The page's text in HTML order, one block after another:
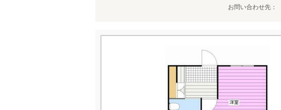
お問い合わせ先